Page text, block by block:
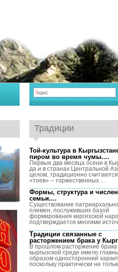
Традиции
Той-культура в
пиром во время чумы....
Первые два месяца осени в
да и в странах Центральной
целом, традиционно
«тоев» – торжественных ...
Формы, структура и
семьи....
Существование
племен, послуживших базой
формирования киргизской
подтверждается многими
Традиции связанные с
расторжением брака у
В прошлом расторжение брака
кыргызской среде имело
образом односторонний
поскольку практически не